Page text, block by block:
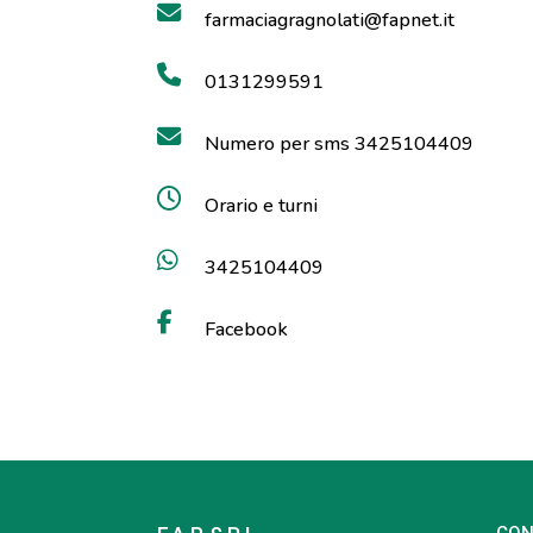
farmaciagragnolati@fapnet.it
0131299591
Numero per sms 3425104409
Orario e turni
3425104409
Facebook